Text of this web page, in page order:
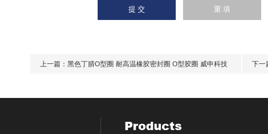
上一篇： 黑色丁腈O型圈 耐高温橡胶密封圈 O型胶圈 威申科技 下一
Products